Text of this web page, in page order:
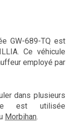
GW-689-TQ est
Ce véhicule
employé par
dans plusieurs
est utilisée
Morbihan.